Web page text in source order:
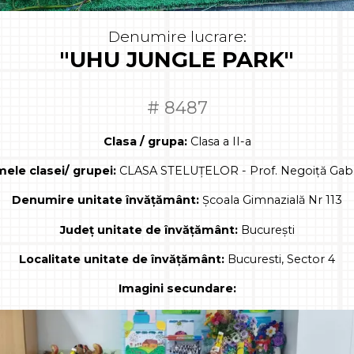
Denumire lucrare:
"UHU JUNGLE PARK"
# 8487
Clasa / grupa:Clasa a II-a
clasei/ grupei:CLASA STELUȚELOR - Prof. Negoiță
Denumire unitate învățământ: Școala Gimnazială Nr 113
Județ unitate de învățământ:București
Localitate unitate de învățământ: Bucuresti, Sector 4
Imagini secundare: